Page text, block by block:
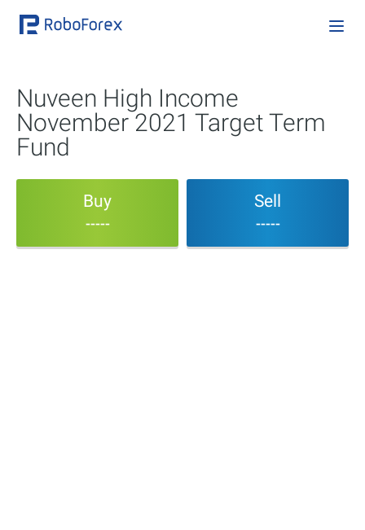
Nuveen High Income
November 2021 Target Term
Fund
Buy
-----
Sell
-----